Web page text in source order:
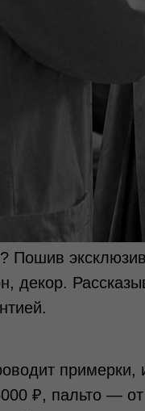
Пошив
декор.
примерки,
₽, пальто —